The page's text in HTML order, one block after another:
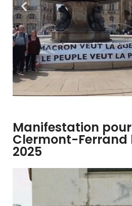
Manifestation
Clermont-Ferrand
2025